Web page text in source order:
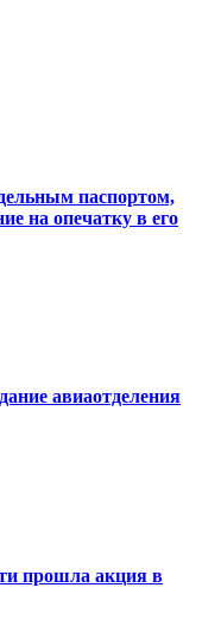
паспортом,
на опечатку в его
авиаотделения
прошла акция в